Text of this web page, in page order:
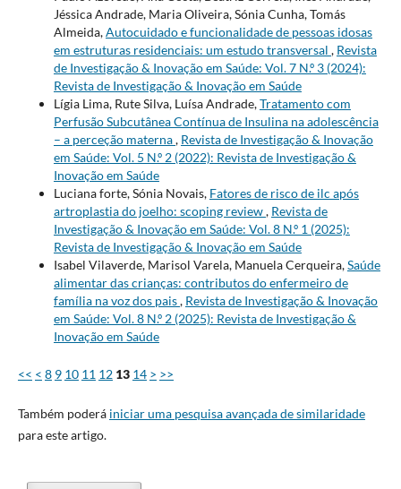
Jéssica Andrade, Maria Oliveira, Sónia Cunha, Tomás
Almeida,Autocuidado e funcionalidade de pessoas idosas
em estruturas residenciais: um estudo transversal , Revista
de Investigação & Inovação em Saúde: Vol. 7 N.º 3 (2024):
Revista de Investigação & Inovação em Saúde
Lígia Lima, Rute Silva, Luísa Andrade,Tratamento com
Perfusão Subcutânea Contínua de Insulina na adolescência
– a perceção materna, Revista de Investigação & Inovação
em Saúde: Vol. 5 N.º 2 (2022): Revista de Investigação &
Inovação em Saúde
Luciana forte, Sónia Novais, Fatores de risco de ilc após
artroplastia do joelho: scoping review, Revista de
Investigação & Inovação em Saúde: Vol. 8 N.º 1 (2025):
Revista de Investigação & Inovação em Saúde
Isabel Vilaverde, Marisol Varela, Manuela Cerqueira,Saúde
alimentar das crianças: contributos do enfermeiro de
família na voz dos pais, Revista de Investigação & Inovação
em Saúde: Vol. 8 N.º 2 (2025): Revista de Investigação &
Inovação em Saúde
<< < 8 9 10 11 12 13 14 > >>
Também poderá iniciar uma pesquisa avançada de similaridade
para este artigo.